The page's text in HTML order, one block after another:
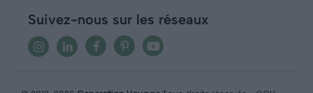
Suivez-nous sur les réseaux